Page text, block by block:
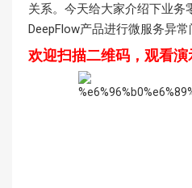
关系。今天给大家介绍下业务
DeepFlow产品进行微服务异常
欢迎扫描二维码，观看演